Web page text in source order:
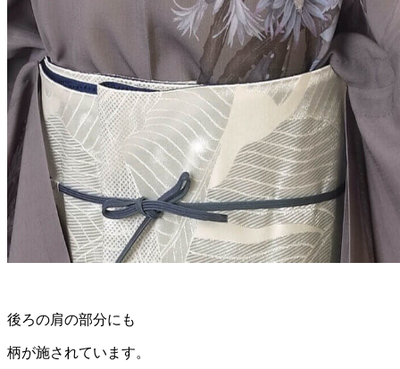
後ろの肩の部分にも
柄が施されています。